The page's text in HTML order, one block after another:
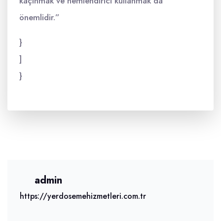
önemlidir.”
}
]
}
admin
https://yerdosemehizmetleri.com.tr